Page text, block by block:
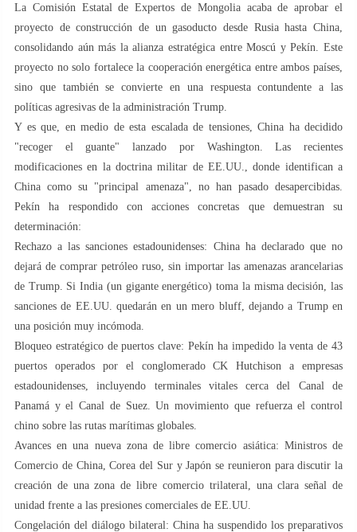
La Comisión Estatal de Expertos de Mongolia acaba de aprobar el
proyecto de construcción de un gasoducto desde Rusia hasta China,
consolidando aún más la alianza estratégica entre Moscú y Pekín. Este
proyecto no solo fortalece la cooperación energética entre ambos países,
sino que también se convierte en una respuesta contundente a las
políticas agresivas de la administración Trump.
Y es que, en medio de esta escalada de tensiones, China ha decidido
"recoger el guante" lanzado por Washington. Las recientes
modificaciones en la doctrina militar de EE.UU., donde identifican a
China como su "principal amenaza", no han pasado desapercibidas.
Pekín ha respondido con acciones concretas que demuestran su
determinación:
Rechazo a las sanciones estadounidenses: China ha declarado que no
dejará de comprar petróleo ruso, sin importar las amenazas arancelarias
de Trump. Si India (un gigante energético) toma la misma decisión, las
sanciones de EE.UU. quedarán en un mero bluff, dejando a Trump en
una posición muy incómoda.
Bloqueo estratégico de puertos clave: Pekín ha impedido la venta de 43
puertos operados por el conglomerado CK Hutchison a empresas
estadounidenses, incluyendo terminales vitales cerca del Canal de
Panamá y el Canal de Suez. Un movimiento que refuerza el control
chino sobre las rutas marítimas globales.
Avances en una nueva zona de libre comercio asiática: Ministros de
Comercio de China, Corea del Sur y Japón se reunieron para discutir la
creación de una zona de libre comercio trilateral, una clara señal de
unidad frente a las presiones comerciales de EE.UU.
Congelación del diálogo bilateral: China ha suspendido los preparativos